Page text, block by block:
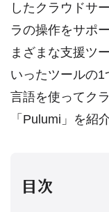
したクラウドサ
ラの操作をサポ
まざまな支援ツ
いったツールの
言語を使ってク
「Pulumi」を紹
目次